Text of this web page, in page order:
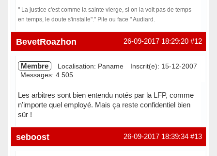
" La justice c'est comme la sainte vierge, si on la voit pas de temps
en temps, le doute s'installe"." Pile ou face " Audiard.
Hors ligne #12
26-09-2017 18:29:20
BevetRoazhon
Membre Localisation: Paname
Inscrit(e): 15-12-2007
Messages: 4 505
Les arbitres sont bien entendu notés par la LFP, comme
n'importe quel employé. Mais ça reste confidentiel bien
sûr !
Hors ligne #13
26-09-2017 18:39:34
seboost